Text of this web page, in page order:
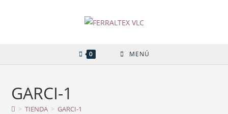
0 MENÚ
GARCI-1
> TIENDA > GARCI-1